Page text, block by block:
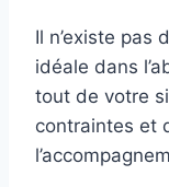
Il n’existe pas
idéale dans
tout de votre
contraintes et